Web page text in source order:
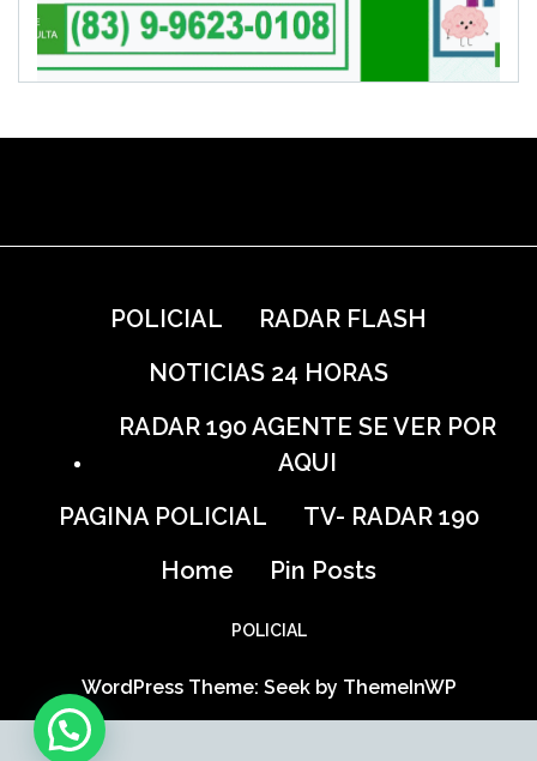
POLICIAL
RADAR FLASH
NOTICIAS 24 HORAS
RADAR 190 AGENTE SE VER POR
AQUI
PAGINA POLICIAL
TV- RADAR 190
Home
Pin Posts
POLICIAL
WordPress Theme: Seek by ThemeInWP